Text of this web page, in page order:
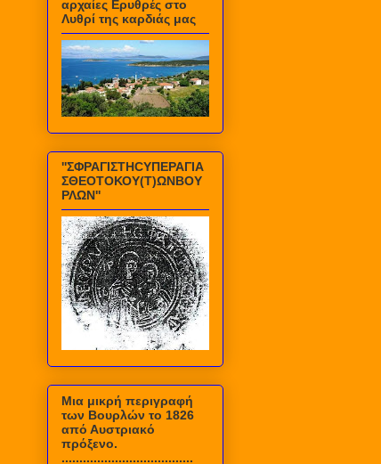
αρχαίες Ερυθρές στο
Λυθρί της καρδιάς μας
''ΣΦΡΑΓΙΣΤΗCΥΠΕΡΑΓΙΑ
ΣΘΕΟΤΟΚΟΥ(Τ)ΩΝΒΟΥ
ΡΛΩΝ''
Mια μικρή περιγραφή
των Βουρλών το 1826
από Αυστριακό
πρόξενο.
.....................................